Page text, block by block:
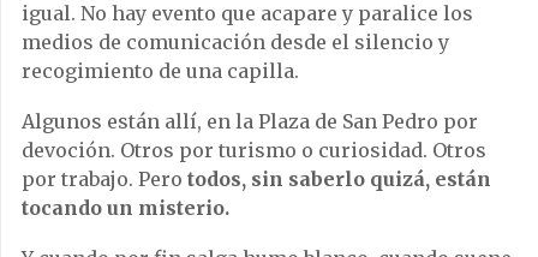
igual. No hay evento que acapare y paralice los
medios de comunicación desde el silencio y
recogimiento de una capilla.
Algunos están allí, en la Plaza de San Pedro por
devoción. Otros por turismo o curiosidad. Otros
por trabajo. Pero todos, sin saberlo quizá, están
tocando un misterio.